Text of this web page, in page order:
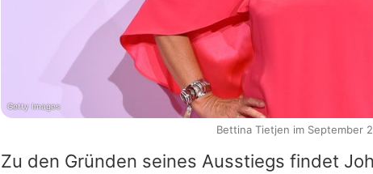
Zu den Gründen seines Ausstiegs findet
Getty Images
Bettina Tietjen im September